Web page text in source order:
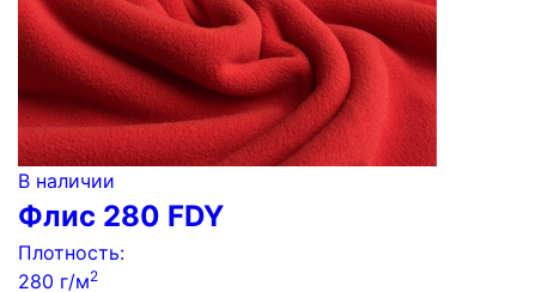
В наличии
Флис 280 FDY
Плотность:
280 г/м2